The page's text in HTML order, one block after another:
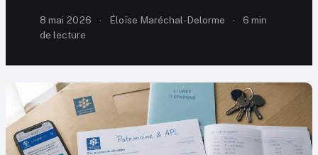
8 mai 2026 · Éloïse Maréchal-Delorme ·
6 min
de lecture